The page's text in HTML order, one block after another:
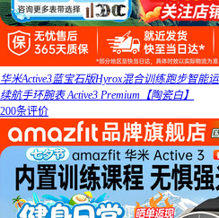
华米Active3蓝宝石版Hyrox混合训练跑步智能
续航手环腕表 Active3 Premium【陶瓷白】
200条评价